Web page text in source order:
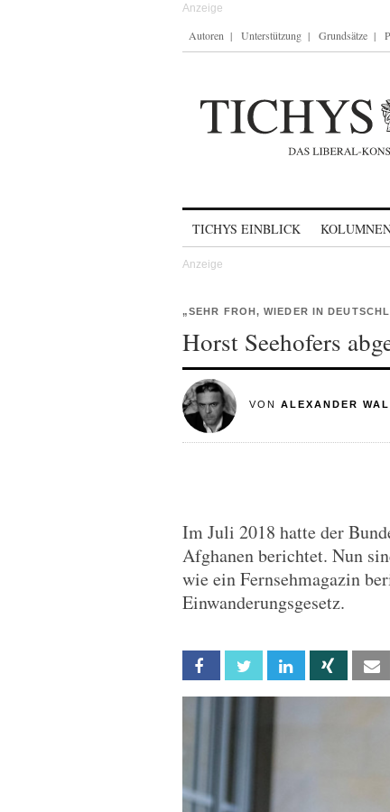
Autoren Unterstützung Grundsätze
TICHYS EINBLICK
„SEHR FROH, WIEDER IN
Horst Seehofers
VON ALEXANDER
Im Juli 2018 hatte der
Afghanen berichtet. Nun
wie ein Fernsehmagazin
Einwanderungsgesetz.
Facebook Twitter Linkedin Xing